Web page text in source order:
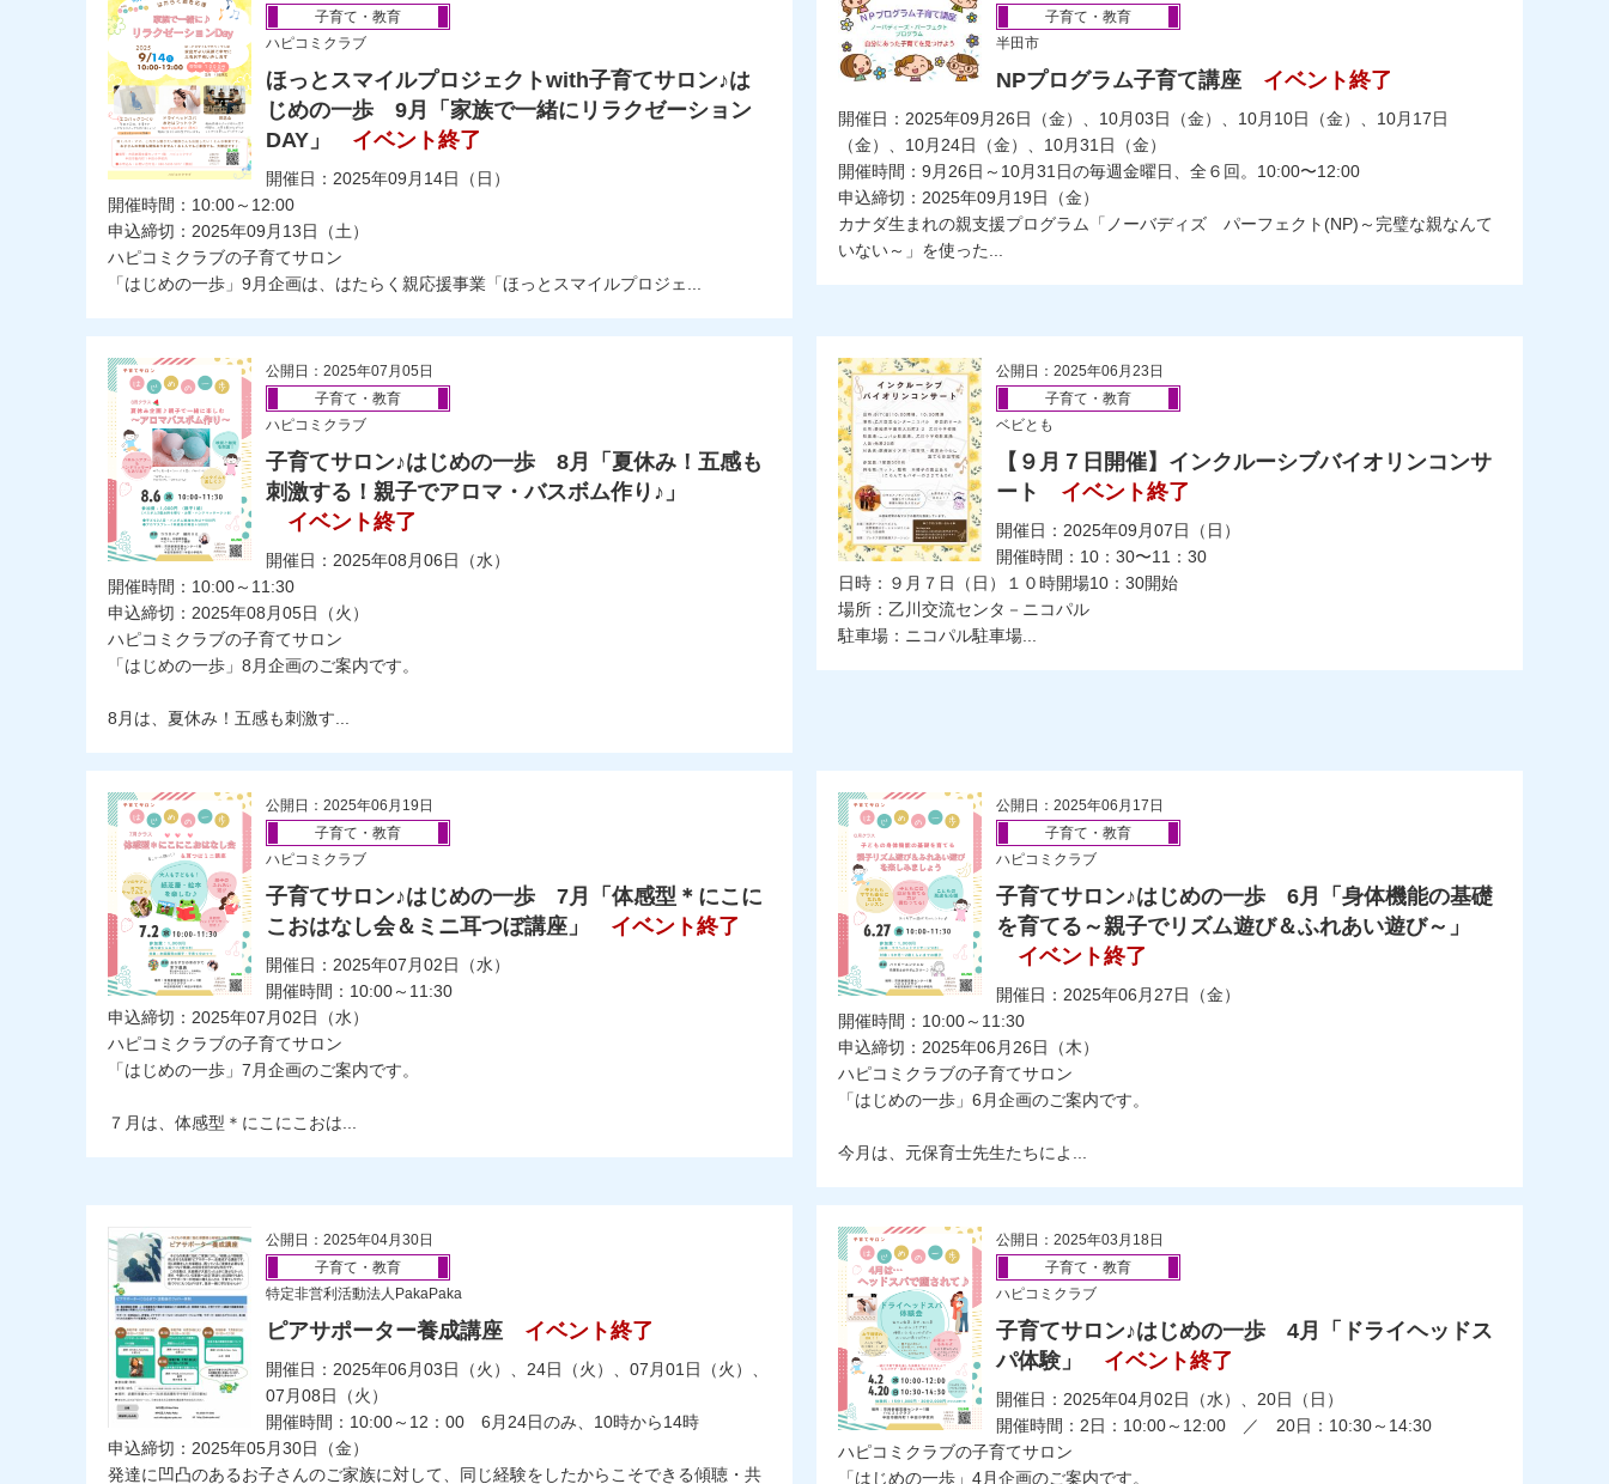
子育て・教育
ハピコミクラブ
ほっとスマイルプロジェクトwith子育てサロン♪は
じめの一歩 9月「家族で一緒にリラクゼーション
DAY」
イベント終了
開催日：2025年09月14日（日）
開催時間：10:00～12:00
申込締切：2025年09月13日（土）
ハピコミクラブの子育てサロン
「はじめの一歩」9月企画は、はたらく親応援事業「ほっとスマイルプロジェ...
子育て・教育
半田市
NPプログラム子育て講座 イベント終了
開催日：2025年09月26日（金）、10月03日（金）、10月10日（金）、10月17日
（金）、10月24日（金）、10月31日（金）
開催時間：9月26日～10月31日の毎週金曜日、全６回。10:00〜12:00
申込締切：2025年09月19日（金）
カナダ生まれの親支援プログラム「ノーバディズ パーフェクト(NP)～完璧な親なんて
いない～」を使った...
公開日：2025年07月05日
子育て・教育
ハピコミクラブ
子育てサロン♪はじめの一歩 8月「夏休み！五感も
刺激する！親子でアロマ・バスボム作り♪」
イベント終了
開催日：2025年08月06日（水）
開催時間：10:00～11:30
申込締切：2025年08月05日（火）
ハピコミクラブの子育てサロン
「はじめの一歩」8月企画のご案内です。
8月は、夏休み！五感も刺激す...
公開日：2025年06月23日
子育て・教育
ベビとも
【９月７日開催】インクルーシブバイオリンコンサ
ート
イベント終了
開催日：2025年09月07日（日）
開催時間：10：30〜11：30
日時：９月７日（日）１０時開場10：30開始
場所：乙川交流センタ－ニコパル
駐車場：ニコパル駐車場...
公開日：2025年06月19日
子育て・教育
ハピコミクラブ
子育てサロン♪はじめの一歩 7月「体感型＊にこに
こおはなし会＆ミニ耳つぼ講座」
イベント終了
開催日：2025年07月02日（水）
開催時間：10:00～11:30
申込締切：2025年07月02日（水）
ハピコミクラブの子育てサロン
「はじめの一歩」7月企画のご案内です。
７月は、体感型＊にこにこおは...
公開日：2025年06月17日
子育て・教育
ハピコミクラブ
子育てサロン♪はじめの一歩 6月「身体機能の基礎
を育てる～親子でリズム遊び＆ふれあい遊び～」
イベント終了
開催日：2025年06月27日（金）
開催時間：10:00～11:30
申込締切：2025年06月26日（木）
ハピコミクラブの子育てサロン
「はじめの一歩」6月企画のご案内です。
今月は、元保育士先生たちによ...
公開日：2025年04月30日
子育て・教育
特定非営利活動法人PakaPaka
ピアサポーター養成講座 イベント終了
開催日：2025年06月03日（火）、24日（火）、07月01日（火）、
07月08日（火）
開催時間：10:00～12：00 6月24日のみ、10時から14時
申込締切：2025年05月30日（金）
発達に凹凸のあるお子さんのご家族に対して、同じ経験をしたからこそできる傾聴・共
公開日：2025年03月18日
子育て・教育
ハピコミクラブ
子育てサロン♪はじめの一歩 4月「ドライヘッドス
パ体験」
イベント終了
開催日：2025年04月02日（水）、20日（日）
開催時間：2日：10:00～12:00 ／ 20日：10:30～14:30
ハピコミクラブの子育てサロン
「はじめの一歩」4月企画のご案内です。